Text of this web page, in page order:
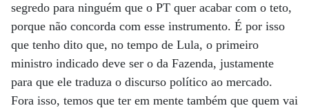
segredo para ninguém que o PT quer acabar com o teto,
porque não concorda com esse instrumento. É por isso
que tenho dito que, no tempo de Lula, o primeiro
ministro indicado deve ser o da Fazenda, justamente
para que ele traduza o discurso político ao mercado.
Fora isso, temos que ter em mente também que quem vai